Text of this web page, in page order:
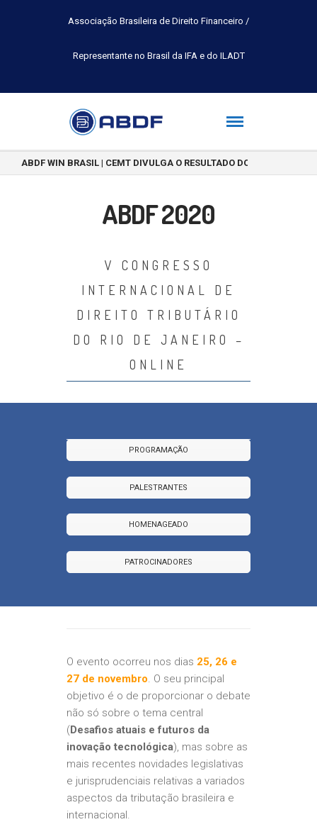
Associação Brasileira de Direito Financeiro /
Representante no Brasil da IFA e do ILADT
ABDF WIN BRASIL | CEMT DIVULGA O RESULTADO DO CONCURSO
ABDF 2020
V CONGRESSO
INTERNACIONAL DE
DIREITO TRIBUTÁRIO
DO RIO DE JANEIRO –
ONLINE
PROGRAMAÇÃO
PALESTRANTES
HOMENAGEADO
PATROCINADORES
O evento ocorreu nos dias 25, 26 e
27 de novembro. O seu principal
objetivo é o de proporcionar o debate
não só sobre o tema central
(Desafios atuais e futuros da
inovação tecnológica), mas sobre as
mais recentes novidades legislativas
e jurisprudenciais relativas a variados
aspectos da tributação brasileira e
internacional.